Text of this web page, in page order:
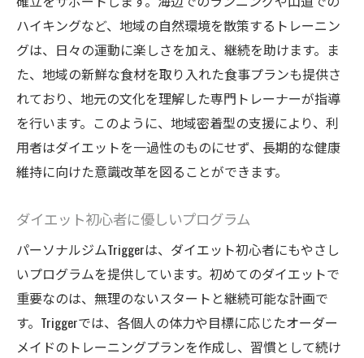
ハイキングなど、地域の自然環境を散策するトレーニン
グは、日々の運動に楽しさを加え、継続を助けます。ま
た、地域の新鮮な食材を取り入れた食事プランも提供さ
れており、地元の文化を理解した専門トレーナーが指導
を行います。このように、地域密着型の支援により、利
用者はダイエットを一過性のものにせず、長期的な健康
維持に向けた意識改革を図ることができます。
ダイエット初心者に優しいプログラム
パーソナルジムTriggerは、ダイエット初心者にもやさし
いプログラムを提供しています。初めてのダイエットで
重要なのは、無理のないスタートと継続可能な計画で
す。Triggerでは、各個人の体力や目標に応じたオーダー
メイドのトレーニングプランを作成し、習慣として続け